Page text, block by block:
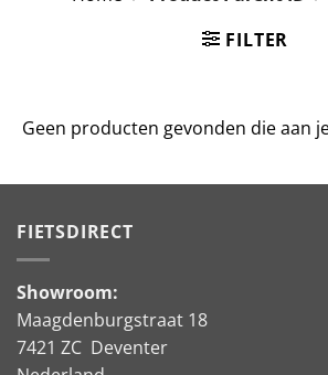
FILTER
Geen producten gevonden die aan
FIETSDIRECT
Showroom:
Maagdenburgstraat 18
7421 ZC Deventer